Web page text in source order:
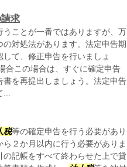
求
うことが一番ではありますが、万
対処法があります。法定申告期
て、修正申告を行いましょ
合この場合は、すぐに確定申告
を再提出しましょう。法定申告
税等の確定申告を行う必要があり
２か月以内に行う必要がありま
記帳をすべて終わらせた上で貸